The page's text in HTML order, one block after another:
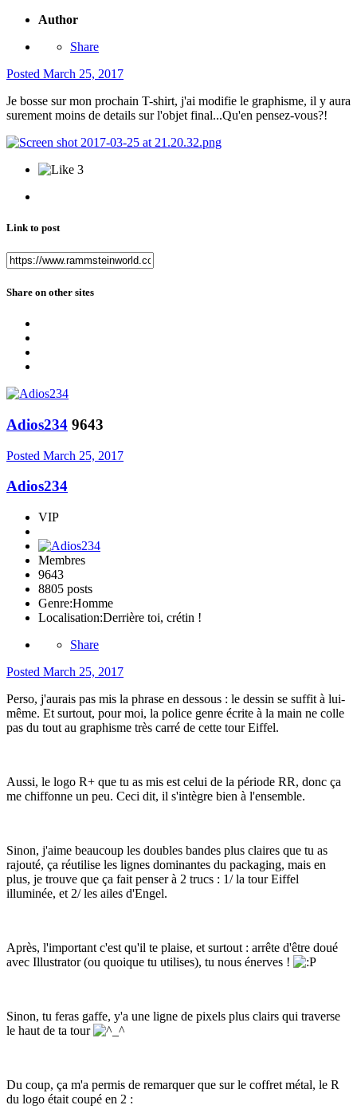
Author
Share
Posted March 25, 2017
Je bosse sur mon prochain T-shirt, j'ai modifie le graphisme, il y aura
surement moins de details sur l'objet final...Qu'en pensez-vous?!
3
Link to post
Share on other sites
Adios234 9643
Posted March 25, 2017
Adios234
VIP
Membres
9643
8805 posts
Genre:Homme
Localisation:Derrière toi, crétin !
Share
Posted March 25, 2017
Perso, j'aurais pas mis la phrase en dessous : le dessin se suffit à lui-
même. Et surtout, pour moi, la police genre écrite à la main ne colle
pas du tout au graphisme très carré de cette tour Eiffel.
Aussi, le logo R+ que tu as mis est celui de la période RR, donc ça
me chiffonne un peu. Ceci dit, il s'intègre bien à l'ensemble.
Sinon, j'aime beaucoup les doubles bandes plus claires que tu as
rajouté, ça réutilise les lignes dominantes du packaging, mais en
plus, je trouve que ça fait penser à 2 trucs : 1/ la tour Eiffel
illuminée, et 2/ les ailes d'Engel.
Après, l'important c'est qu'il te plaise, et surtout : arrête d'être doué
avec Illustrator (ou quoique tu utilises), tu nous énerves !
Sinon, tu feras gaffe, y'a une ligne de pixels plus clairs qui traverse
le haut de ta tour
Du coup, ça m'a permis de remarquer que sur le coffret métal, le R
du logo était coupé en 2 :